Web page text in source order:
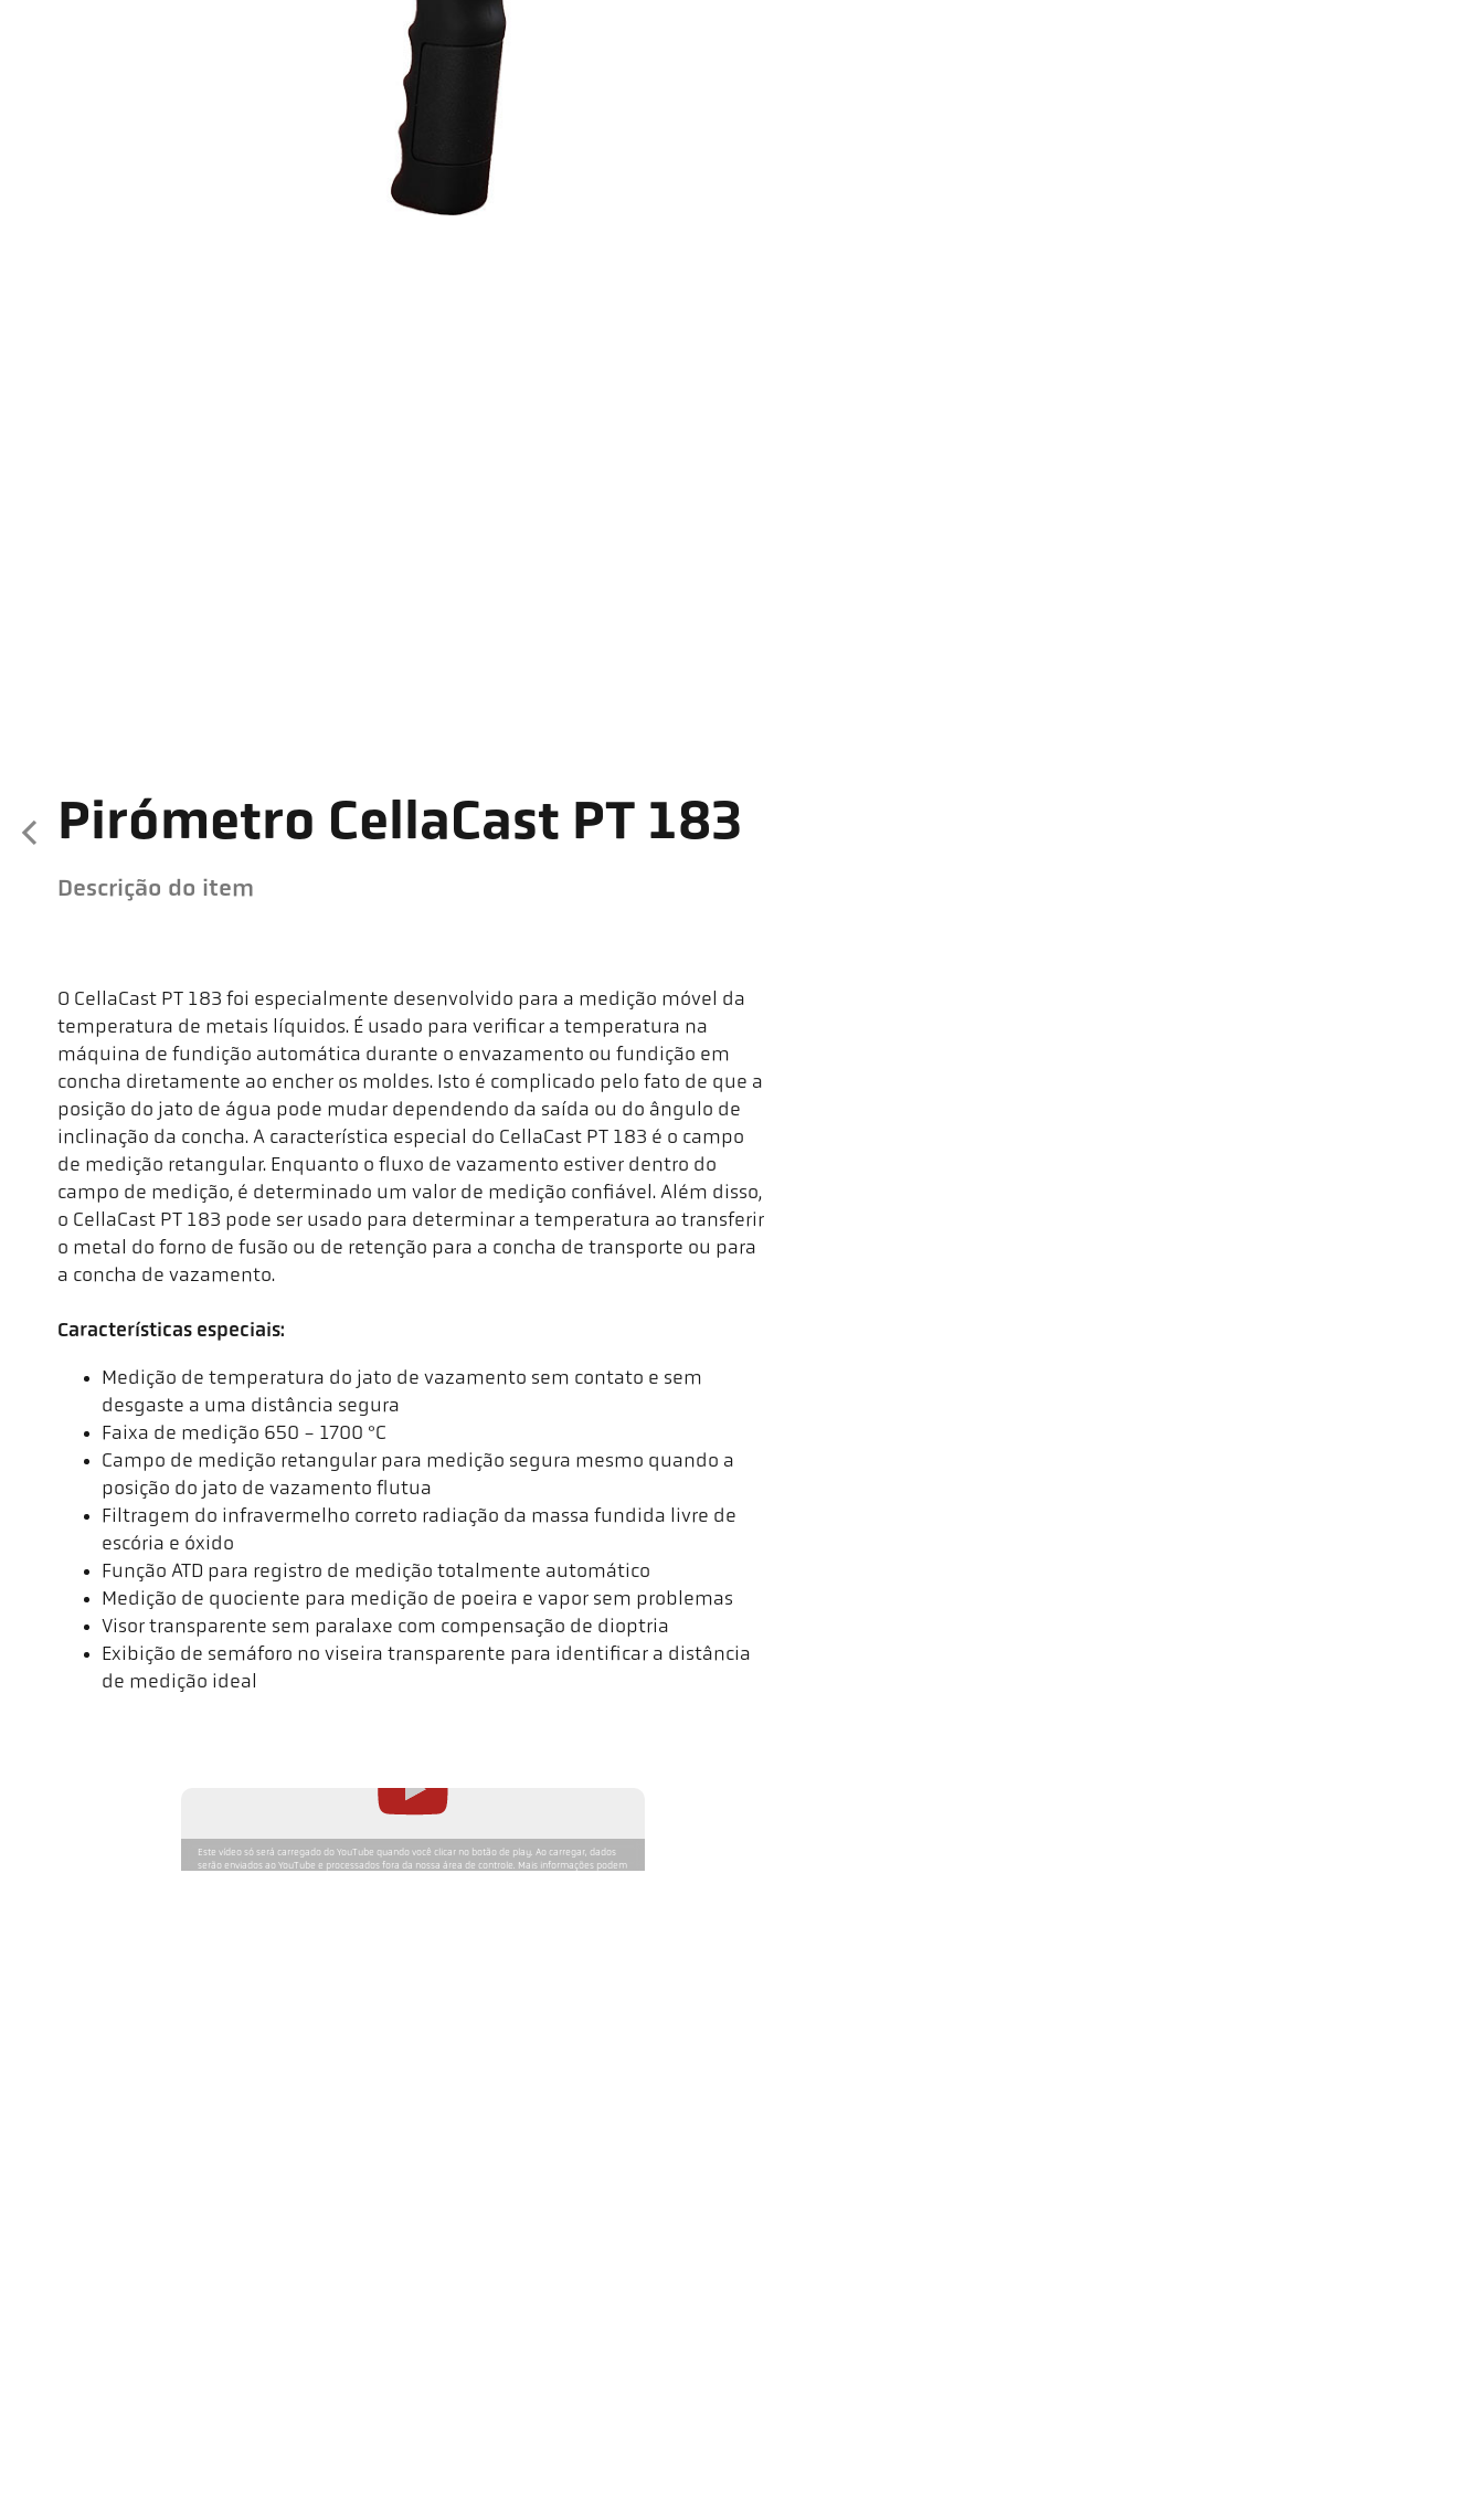
Pirómetro CellaCast PT 183
Descrição do item
O CellaCast PT 183 foi especialmente desenvolvido para a medição móvel da
temperatura de metais líquidos. É usado para verificar a temperatura na
máquina de fundição automática durante o envazamento ou fundição em
concha diretamente ao encher os moldes. Isto é complicado pelo fato de que a
posição do jato de água pode mudar dependendo da saída ou do ângulo de
inclinação da concha. A característica especial do CellaCast PT 183 é o campo
de medição retangular. Enquanto o fluxo de vazamento estiver dentro do
campo de medição, é determinado um valor de medição confiável. Além disso,
o CellaCast PT 183 pode ser usado para determinar a temperatura ao transferir
o metal do forno de fusão ou de retenção para a concha de transporte ou para
a concha de vazamento.
Características especiais:
Medição de temperatura do jato de vazamento sem contato e sem
desgaste a uma distância segura
Faixa de medição 650 - 1700 °C
Campo de medição retangular para medição segura mesmo quando a
posição do jato de vazamento flutua
Filtragem do infravermelho correto radiação da massa fundida livre de
escória e óxido
Função ATD para registro de medição totalmente automático
Medição de quociente para medição de poeira e vapor sem problemas
Visor transparente sem paralaxe com compensação de dioptria
Exibição de semáforo no viseira transparente para identificar a distância
de medição ideal
Este vídeo só será carregado do YouTube quando você clicar no botão de play. Ao carregar, dados
serão enviados ao YouTube e processados fora da nossa área de controle. Mais informações podem